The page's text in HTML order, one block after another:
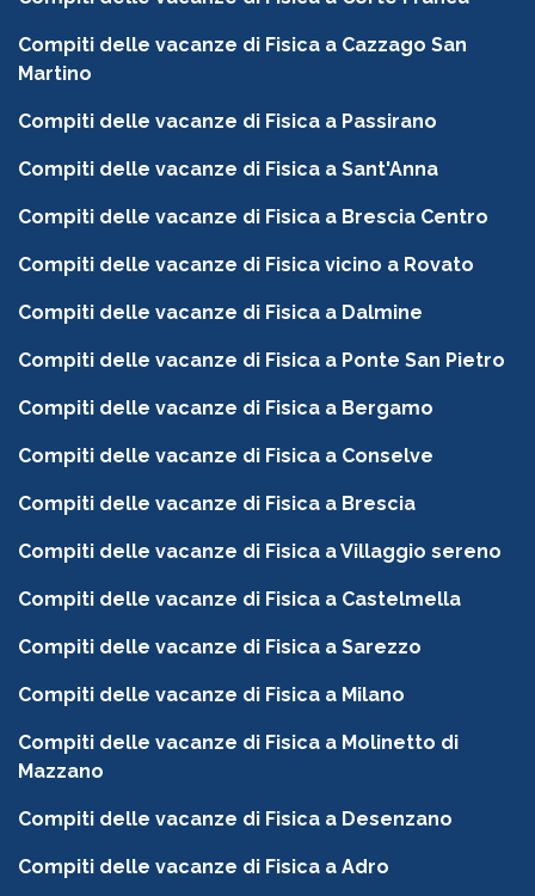
Compiti delle vacanze di Fisica a Cazzago San
Martino
Compiti delle vacanze di Fisica a Passirano
Compiti delle vacanze di Fisica a Sant'Anna
Compiti delle vacanze di Fisica a Brescia Centro
Compiti delle vacanze di Fisica vicino a Rovato
Compiti delle vacanze di Fisica a Dalmine
Compiti delle vacanze di Fisica a Ponte San Pietro
Compiti delle vacanze di Fisica a Bergamo
Compiti delle vacanze di Fisica a Conselve
Compiti delle vacanze di Fisica a Brescia
Compiti delle vacanze di Fisica a Villaggio sereno
Compiti delle vacanze di Fisica a Castelmella
Compiti delle vacanze di Fisica a Sarezzo
Compiti delle vacanze di Fisica a Milano
Compiti delle vacanze di Fisica a Molinetto di
Mazzano
Compiti delle vacanze di Fisica a Desenzano
Compiti delle vacanze di Fisica a Adro